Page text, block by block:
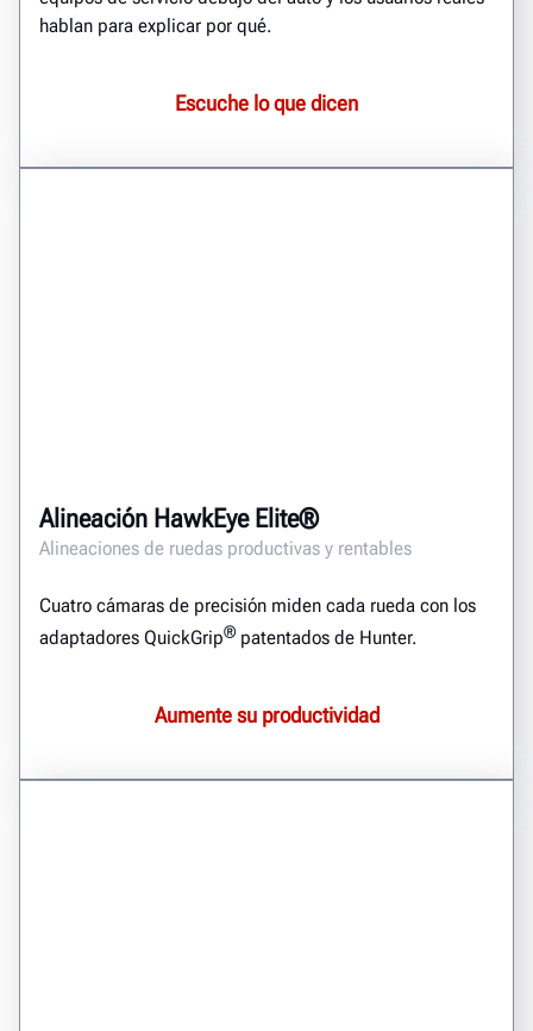
hablan para explicar por qué.
Escuche lo que dicen
Alineación HawkEye Elite®
Alineaciones de ruedas productivas y rentables
Cuatro cámaras de precisión miden cada rueda con los
adaptadores QuickGrip®patentados de Hunter.
Aumente su productividad